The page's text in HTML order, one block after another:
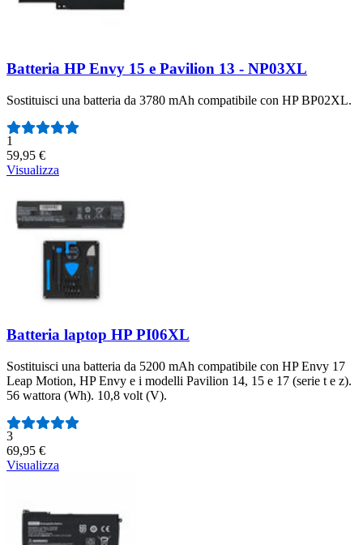
Batteria HP Envy 15 e Pavilion 13 - NP03XL
Sostituisci una batteria da 3780 mAh compatibile con HP BP02XL.
Numero di recensioni:
1
59,95 €
Visualizza
Batteria laptop HP PI06XL
Sostituisci una batteria da 5200 mAh compatibile con HP Envy 17
Leap Motion, HP Envy e i modelli Pavilion 14, 15 e 17 (serie t e z).
56 wattora (Wh). 10,8 volt (V).
Numero di recensioni:
3
69,95 €
Visualizza